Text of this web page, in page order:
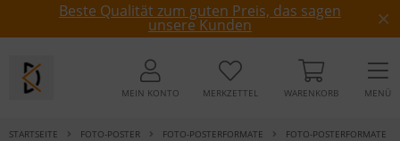
Beste Qualität zum guten Preis, das sagen
unsere Kunden
MEIN KONTO MERKZETTEL WARENKORB MENÜ
STARTSEITE FOTO-POSTER FOTO-POSTERFORMATE
FOTO-POSTERFORMATE